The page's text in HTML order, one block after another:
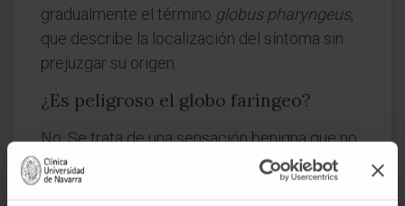
gradualmente el término globus pharyngeus,
que describe la localización del síntoma sin
prejuzgar su origen.
¿Es peligroso el globo faríngeo?
No. Se trata de una sensación benigna que no
compromete la vía aérea ni la capacidad de
tragar. El principal riesgo es que genere